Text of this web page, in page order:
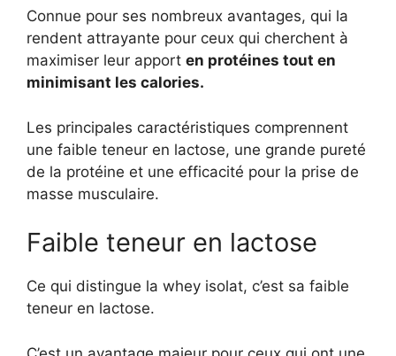
Connue pour ses nombreux avantages, qui la
rendent attrayante pour ceux qui cherchent à
maximiser leur apport en protéines tout en
minimisant les calories.
Les principales caractéristiques comprennent
une faible teneur en lactose, une grande pureté
de la protéine et une efficacité pour la prise de
masse musculaire.
Faible teneur en lactose
Ce qui distingue la whey isolat, c’est sa faible
teneur en lactose.